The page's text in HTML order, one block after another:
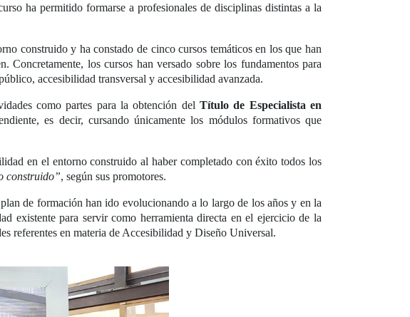
ha permitido formarse a profesionales de disciplinas distintas a la
construido y ha constado de cinco cursos temáticos en los que han
Concretamente, los cursos han versado sobre los fundamentos para
accesibilidad transversal y accesibilidad avanzada.
como partes para la obtención del Título de Especialista en
es decir, cursando únicamente los módulos formativos que
en el entorno construido al haber completado con éxito todos los
construido”, según sus promotores.
de formación han ido evolucionando a lo largo de los años y en la
existente para servir como herramienta directa en el ejercicio de la
referentes en materia de Accesibilidad y Diseño Universal.